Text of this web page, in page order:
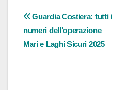
Navigazione
articoli
Guardia Costiera: tutti i
numeri dell’operazione
Mari e Laghi Sicuri 2025